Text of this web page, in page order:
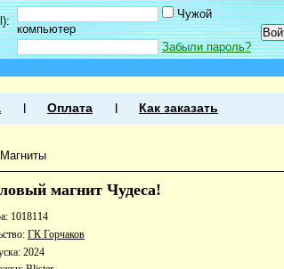
Чужой
компьютер
Забыли пароль?
Оплата Как заказать
Магниты
магнит Чудеса!
1018114
ГК Горчаков
2024